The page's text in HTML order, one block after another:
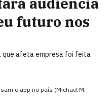
futuro nos
que afeta empresa foi feita
o app no país (Michael M.